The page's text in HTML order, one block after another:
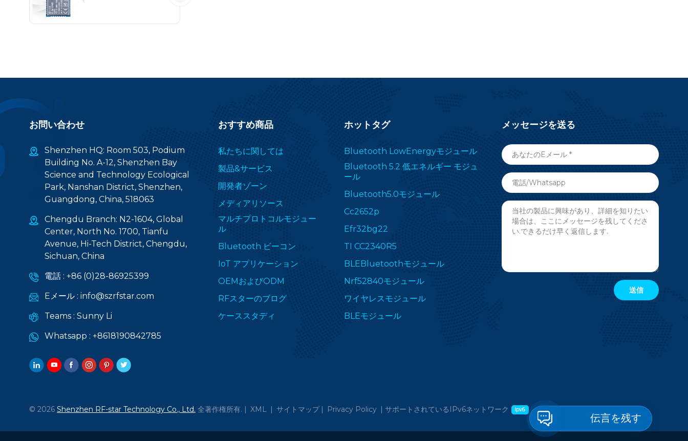
お問い合わせ
Shenzhen HQ: Room 503, Podium
Building No. A-12, Shenzhen Bay
Science and Technology Ecological
Park, Nanshan District, Shenzhen,
Guangdong, China, 518063
Chengdu Branch: N2-1604, Global
Center, North No. 1700, Tianfu
Avenue, Hi-Tech District, Chengdu,
Sichuan, China
電話 : +86 (0)28-86925399
Eメール : info@szrfstar.com
Teams : Sunny Li
Whatsapp : +8618190842785
おすすめ商品
私たちに関しては
製品&サービス
開発者ゾーン
メディアリソース
マルチプロトコルモジュー
ル
Bluetooth ビーコン
IoT アプリケーション
OEMおよびODM
RFスターのブログ
ケーススタディ
ホットタグ
Bluetooth LowEnergyモジュール
Bluetooth 5.2 低エネルギー モジュ
ール
Bluetooth5.0モジュール
Cc2652p
Efr32bg22
TI CC2340R5
BLEBluetoothモジュール
Nrf52840モジュール
ワイヤレスモジュール
BLEモジュール
メッセージを送る
© 2026 Shenzhen RF-star Technology Co., Ltd. 全著作権所有. | XML | サイトマップ | Privacy Policy | サポートされているIPv6ネットワーク
伝言を残す